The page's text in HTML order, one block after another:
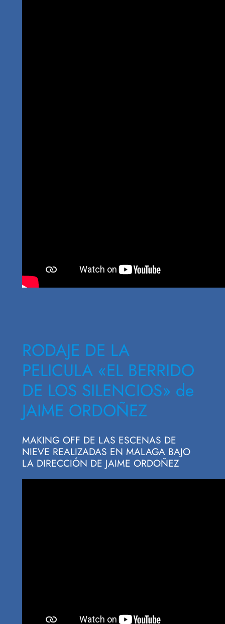
RODAJE DE LA
PELICULA «EL BERRIDO
DE LOS SILENCIOS» de
JAIME ORDOÑEZ
MAKING OFF DE LAS ESCENAS DE
NIEVE REALIZADAS EN MALAGA BAJO
LA DIRECCIÓN DE JAIME ORDOÑEZ